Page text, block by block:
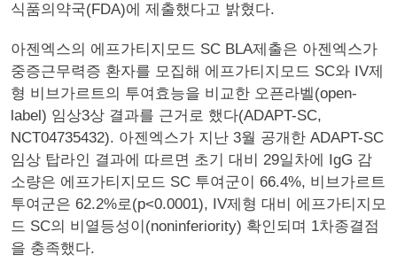
식품의약국(FDA)에 제출했다고 밝혔다.
아젠엑스의 에프가티지모드 SC BLA제출은 아젠엑스가
중증근무력증 환자를 모집해 에프가티지모드 SC와 IV제
형 비브가르트의 투여효능을 비교한 오픈라벨(open-
label) 임상3상 결과를 근거로 했다(ADAPT-SC,
NCT04735432). 아젠엑스가 지난 3월 공개한 ADAPT-SC
임상 탑라인 결과에 따르면 초기 대비 29일차에 IgG 감
소량은 에프가티지모드 SC 투여군이 66.4%, 비브가르트
투여군은 62.2%로(p<0.0001), IV제형 대비 에프가티지모
드 SC의 비열등성이(noninferiority) 확인되며 1차종결점
을 충족했다.